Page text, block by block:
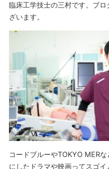
臨床工学技士の三村です。ブ
ざいます。
コードブルーやTOKYO MER
にしたドラマや映画ってスゴイ